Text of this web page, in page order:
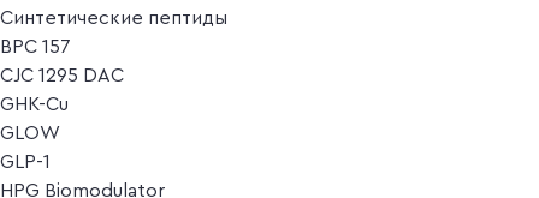
Синтетические пептиды
BPC 157
CJC 1295 DAC
GHK-Cu
GLOW
GLP-1
HPG Biomodulator